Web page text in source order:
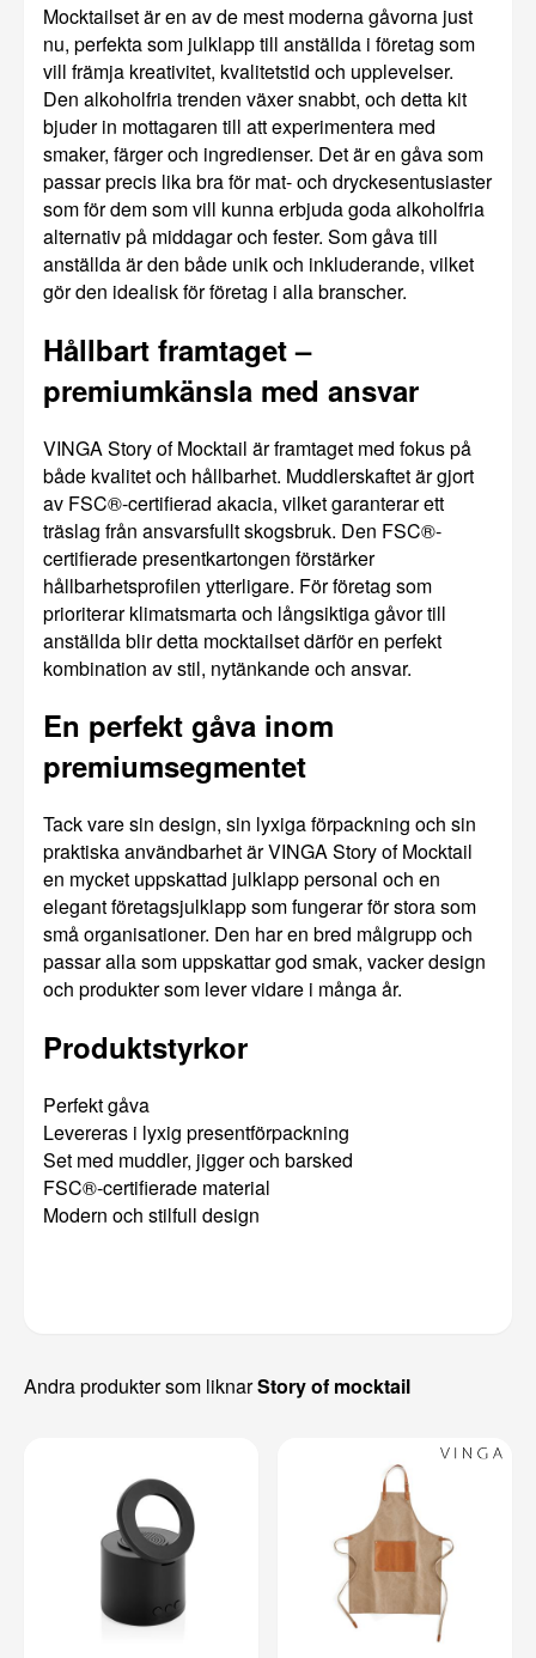
Mocktailset är en av de mest moderna gåvorna just
nu, perfekta som julklapp till anställda i företag som
vill främja kreativitet, kvalitetstid och upplevelser.
Den alkoholfria trenden växer snabbt, och detta kit
bjuder in mottagaren till att experimentera med
smaker, färger och ingredienser. Det är en gåva som
passar precis lika bra för mat- och dryckesentusiaster
som för dem som vill kunna erbjuda goda alkoholfria
alternativ på middagar och fester. Som gåva till
anställda är den både unik och inkluderande, vilket
gör den idealisk för företag i alla branscher.
Hållbart framtaget –
premiumkänsla med ansvar
VINGA Story of Mocktail är framtaget med fokus på
både kvalitet och hållbarhet. Muddlerskaftet är gjort
av FSC®-certifierad akacia, vilket garanterar ett
träslag från ansvarsfullt skogsbruk. Den FSC®-
certifierade presentkartongen förstärker
hållbarhetsprofilen ytterligare. För företag som
prioriterar klimatsmarta och långsiktiga gåvor till
anställda blir detta mocktailset därför en perfekt
kombination av stil, nytänkande och ansvar.
En perfekt gåva inom
premiumsegmentet
Tack vare sin design, sin lyxiga förpackning och sin
praktiska användbarhet är VINGA Story of Mocktail
en mycket uppskattad julklapp personal och en
elegant företagsjulklapp som fungerar för stora som
små organisationer. Den har en bred målgrupp och
passar alla som uppskattar god smak, vacker design
och produkter som lever vidare i många år.
Produktstyrkor
Perfekt gåva
Levereras i lyxig presentförpackning
Set med muddler, jigger och barsked
FSC®-certifierade material
Modern och stilfull design
Andra produkter som liknarStory of mocktail